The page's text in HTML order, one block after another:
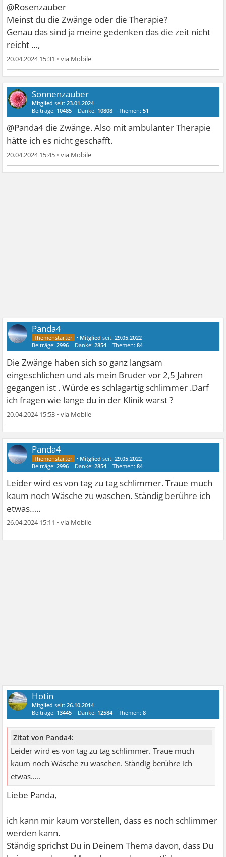
@Rosenzauber
Meinst du die Zwänge oder die Therapie?
Genau das sind ja meine gedenken das die zeit nicht
reicht …,
20.04.2024 15:31 •
Sonnenzauber
Mitglied seit:23.01.2024
Beiträge: 10485 Danke: 10808 Themen:51
@Panda4 die Zwänge. Also mit ambulanter Therapie
hätte ich es nicht geschafft.
20.04.2024 15:45 •
Panda4
• Mitglied seit:29.05.2022
Beiträge:2996 Danke:2854 Themen:84
Die Zwänge haben sich so ganz langsam
eingeschlichen und als mein Bruder vor 2,5 Jahren
gegangen ist . Würde es schlagartig schlimmer .Darf
ich fragen wie lange du in der Klinik warst ?
20.04.2024 15:53 •
Panda4
• Mitglied seit:29.05.2022
Beiträge:2996 Danke:2854 Themen:84
Leider wird es von tag zu tag schlimmer. Traue much
kaum noch Wäsche zu waschen. Ständig berühre ich
etwas…..
26.04.2024 15:11 •
Hotin
Mitglied seit:26.10.2014
Beiträge: 13445 Danke: 12584 Themen:8
Zitat von Panda4:
Leider wird es von tag zu tag schlimmer. Traue much
kaum noch Wäsche zu waschen. Ständig berühre ich
etwas…..
Liebe Panda,
ich kann mir kaum vorstellen, dass es noch schlimmer
werden kann.
Ständig sprichst Du in Deinem Thema davon, dass Du